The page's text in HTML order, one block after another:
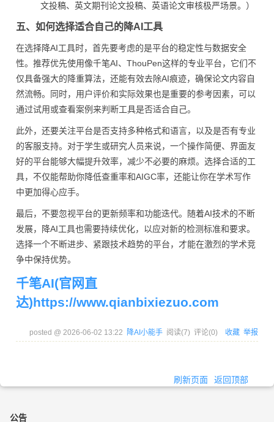
文投稿、英文期刊论文投稿、英语论文审核极严场景。）
五、如何选择适合自己的降AI工具
在选择降AI工具时，首先要考虑的是平台的稳定性与数据安全
性。推荐优先使用像千笔AI、ThouPen这样的专业平台，它们不
仅具备强大的降重算法，还能有效去除AI痕迹，确保论文内容自
然流畅。同时，用户评价和实际效果也是重要的参考因素，可以
通过试用或查看案例来判断工具是否适合自己。
此外，还要关注平台是否支持多种格式和语言，以及是否有专业
的客服支持。对于学生或研究人员来说，一个操作简便、界面友
好的平台能够大幅提升效率，减少不必要的麻烦。选择合适的工
具，不仅能帮助你降低查重率和AIGC率，还能让你在学术写作
中更加得心应手。
最后，不要忽视平台的更新频率和功能迭代。随着AI技术的不断
发展，降AI工具也需要持续优化，以应对新的检测标准和要求。
选择一个不断进步、紧跟技术趋势的平台，才能在激烈的学术竞
争中保持优势。
千笔AI(官网直
达)https://www.qianbixiezuo.com
posted @ 2026-06-02 13:22 降AI小能手 阅读(7) 评论(0) 收藏 举报
刷新页面 返回顶部
公告